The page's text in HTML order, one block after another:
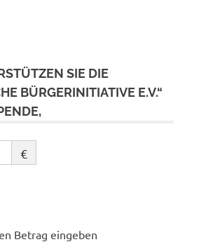
SIE DIE
BÜRGERINITIATIVE E.V.“
€
Betrag eingeben